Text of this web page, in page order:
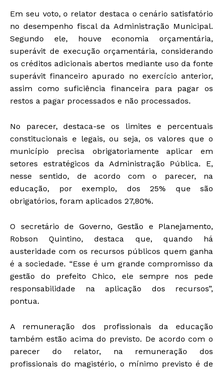
Em seu voto, o relator destaca o cenário satisfatório
no desempenho fiscal da Administração Municipal.
Segundo ele, houve economia orçamentária,
superávit de execução orçamentária, considerando
os créditos adicionais abertos mediante uso da fonte
superávit financeiro apurado no exercício anterior,
assim como suficiência financeira para pagar os
restos a pagar processados e não processados.
No parecer, destaca-se os limites e percentuais
constitucionais e legais, ou seja, os valores que o
município precisa obrigatoriamente aplicar em
setores estratégicos da Administração Pública. E,
nesse sentido, de acordo com o parecer, na
educação, por exemplo, dos 25% que são
obrigatórios, foram aplicados 27,80%.
O secretário de Governo, Gestão e Planejamento,
Robson Quintino, destaca que, quando há
austeridade com os recursos públicos quem ganha
é a sociedade. “Esse é um grande compromisso da
gestão do prefeito Chico, ele sempre nos pede
responsabilidade na aplicação dos recursos”,
pontua.
A remuneração dos profissionais da educação
também estão acima do previsto. De acordo com o
parecer do relator, na remuneração dos
profissionais do magistério, o mínimo previsto é de